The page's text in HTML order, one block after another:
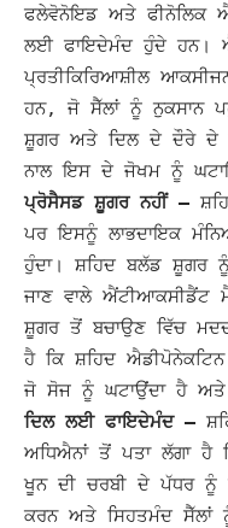
ਫਲੇਵੋਨੋਇਡ ਅਤੇ ਫੀਨੋਲਿਕ
ਲਈ ਫਾਇਦੇਮੰਦ ਹੁੰਦੇ ਹਨ।
ਪ੍ਰਤੀਕਿਰਿਆਸ਼ੀਲ
ਹਨ, ਜੋ ਸੈੱਲਾਂ ਨੂੰ ਨੁਕਸਾਨ
ਸ਼ੂਗਰ ਅਤੇ ਦਿਲ ਦੇ ਦੌਰੇ ਦੇ
ਨਾਲ ਇਸ ਦੇ ਜੋਖਮ ਨੂੰ
ਪ੍ਰੋਸੈਸਡ ਸ਼ੂਗਰ ਨਹੀਂ –
ਪਰ ਇਸਨੂੰ ਲਾਭਦਾਇਕ
ਹੁੰਦਾ। ਸ਼ਹਿਦ ਬਲੱਡ ਸ਼ੂਗਰ
ਜਾਣ ਵਾਲੇ ਐਂਟੀਆਕਸੀਡੈਂਟ
ਸ਼ੂਗਰ ਤੋਂ ਬਚਾਉਣ ਵਿੱਚ
ਹੈ ਕਿ ਸ਼ਹਿਦ
ਜੋ ਸੋਜ ਨੂੰ ਘਟਾਉਂਦਾ ਹੈ ਅਤੇ
ਦਿਲ ਲਈ ਫਾਇਦੇਮੰਦ –
ਅਧਿਐਨਾਂ ਤੋਂ ਪਤਾ ਲੱਗਾ ਹੈ
ਖੂਨ ਦੀ ਚਰਬੀ ਦੇ ਪੱਧਰ ਨੂੰ
ਕਰਨ ਅਤੇ ਸਿਹਤਮੰਦ